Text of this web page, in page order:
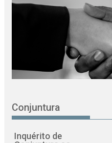
Conjuntura
Inquérito de